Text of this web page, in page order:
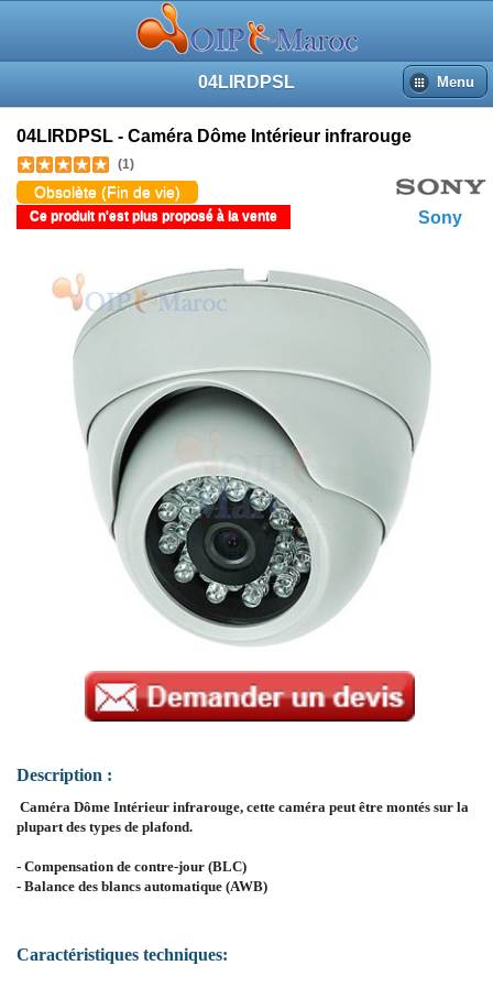
04LIRDPSL Menu
Sony
04LIRDPSL - Caméra Dôme Intérieur infrarouge
(1)
Obsolète (Fin de vie)
Ce produit n'est plus proposé à la vente
Description :
Caméra Dôme Intérieur infrarouge, cette caméra peut être montés sur la
plupart des types de plafond.
- Compensation de contre-jour (BLC)
- Balance des blancs automatique (AWB)
Caractéristiques techniques: